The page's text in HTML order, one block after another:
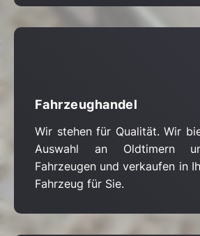
Fahrzeughandel
Wir stehen für Qualität. Wir
Auswahl an Oldtimern
Fahrzeugen und verkaufen in
Fahrzeug für Sie.